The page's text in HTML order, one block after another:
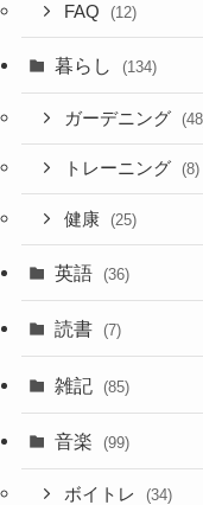
FAQ (12)
暮らし (134)
ガーデニング
トレーニング (8)
健康 (25)
英語 (36)
読書 (7)
雑記 (85)
音楽 (99)
ボイトレ (34)